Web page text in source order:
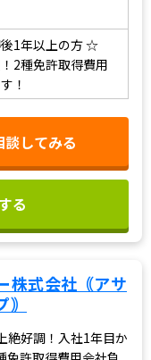
男性）年収50…
1年以上の方
2種免許取得費用
！
談してみる
る
式会社｟アサ
｠